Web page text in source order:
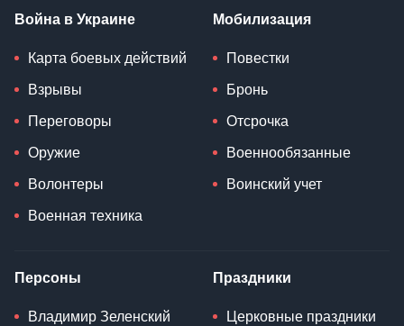
Война в Украине
Карта боевых действий
Взрывы
Переговоры
Оружие
Волонтеры
Военная техника
Мобилизация
Повестки
Бронь
Отсрочка
Военнообязанные
Воинский учет
Персоны
Владимир Зеленский
Праздники
Церковные праздники